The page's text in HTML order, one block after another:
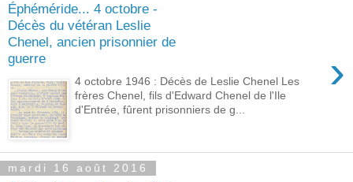
Éphéméride... 4 octobre -
Décès du vétéran Leslie
Chenel, ancien prisonnier de
guerre
›
4 octobre 1946 : Décès de Leslie Chenel Les
frères Chenel, fils d'Edward Chenel de l'Ile
d'Entrée, fûrent prisonniers de g...
mardi 16 août 2016